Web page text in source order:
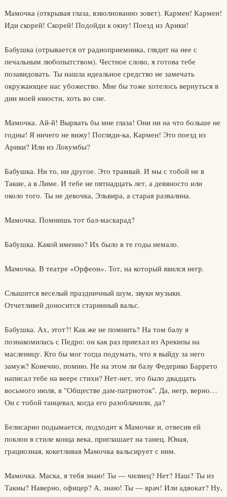
Мамочка (открывая глаза, взволнованно зовет). Кармен! Кармен!
Иди скорей! Скорей! Подойди к окну! Поезд из Арики!
Бабушка (отрывается от радиоприемника, глядит на нее с
печальным любопытством). Честное слово, я готова тебе
позавидовать. Ты нашла идеальное средство не замечать
окружающее нас убожество. Мне бы тоже хотелось вернуться в
дни моей юности, хоть во сне.
Мамочка. Ай-й! Вырвать бы мне глаза! Они ни на что больше не
годны! Я ничего не вижу! Погляди-ка, Кармен! Это поезд из
Арики? Или из Локумбы?
Бабушка. Ни то, ни другое. Это трамвай. И мы с тобой не в
Такие, а в Лиме. И тебе не пятнадцать лет, а девяносто или
около того. Ты не девочка, Эльвира, а старая развалина.
Мамочка. Помнишь тот бал-маскарад?
Бабушка. Какой именно? Их было в те годы немало.
Мамочка. В театре «Орфеон». Тот, на который явился негр.
Слышится веселый праздничный шум, звуки музыки.
Отчетливей доносится старинный вальс.
Бабушка. Ах, этот?! Как же не помнить? На том балу я
познакомилась с Педро: он как раз приехал из Арекипы на
масленицу. Кто бы мог тогда подумать, что я выйду за него
замуж? Конечно, помню. Не на этом ли балу Федерико Баррето
написал тебе на веере стихи? Нет-нет, это было двадцать
восьмого июля, в "Обществе дам-патриоток". Да, негр, верно…
Он с тобой танцевал, когда его разоблачили, да?
Белисарио подымается, подходит к Мамочке и, отвесив ей
поклон в стиле конца века, приглашает на танец. Юная,
грациозная, кокетливая Мамочка вальсирует с ним.
Мамочка. Маска, я тебя знаю! Ты — чилиец? Нет? Наш? Ты из
Такны? Наверно, офицер? А, знаю! Ты — врач! Или адвокат? Ну,